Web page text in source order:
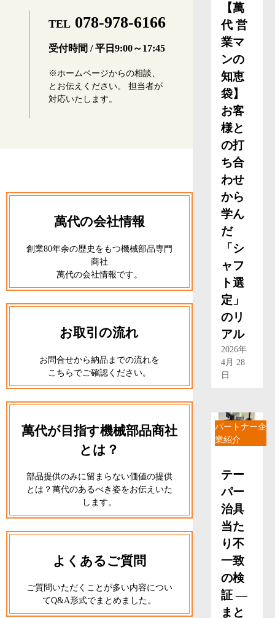
【萬
代 営
業マ
ンの
知恵
袋】
お客
様と
の打
ち合
わせ
から
学ん
だ
「シ
ャフ
ト選
定」
のリ
アル
2026年
4月 28
日
パートナー企
業紹介
テー
パー
治具
当た
り不
一致
の検
証 ―
まと
TEL 078-978-6166
受付時間 / 平日9:00～17:45
※ホームページからの相談、
とお伝えください。 担当者が
対応いたします。
萬代の会社情報
創業80年余の歴史をもつ機械部品専門
商社
萬代の会社情報です。
お取引の流れ
お問合せから納品までの流れを
こちらでご確認ください。
萬代が目指す機械部品商社
とは？
部品提供のみに留まらない価値の提供
とは？萬代のあるべき姿をお伝えいた
します。
よくあるご質問
ご質問いただくことが多い内容につい
てQ&A形式でまとめました。